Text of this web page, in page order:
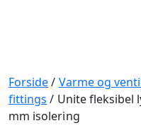
Forside/ Varme og
fittings / Unite fleksibel
mm isolering